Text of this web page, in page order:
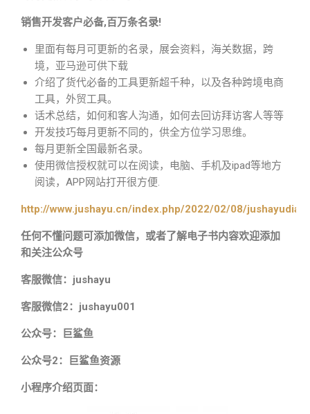
销售开发客户必备,百万条名录!
里面有每月可更新的名录，展会资料，海关数据，跨
境，亚马逊可供下载
介绍了货代必备的工具更新超千种，以及各种跨境电商
工具，外贸工具。
话术总结，如何和客人沟通，如何去回访拜访客人等等
开发技巧每月更新不同的，供全方位学习思维。
每月更新全国最新名录。
使用微信授权就可以在阅读，电脑、手机及ipad等地方
阅读，APP网站打开很方便.
http://www.jushayu.cn/index.php/2022/02/08/
任何不懂问题可添加微信，或者了解电子书内容欢迎添加
和关注公众号
客服微信：jushayu
客服微信2：jushayu001
公众号：巨鲨鱼
公众号2：巨鲨鱼资源
小程序介绍页面：